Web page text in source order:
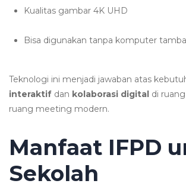
Kualitas gambar 4K UHD
Bisa digunakan tanpa komputer
Teknologi ini menjadi jawaban atas
interaktif dan kolaborasi digital di
ruang meeting modern.
Manfaat IFPD
Sekolah